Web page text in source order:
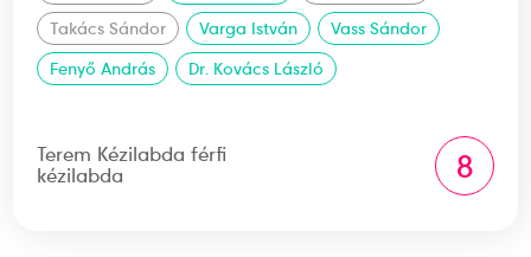
Takács Sándor
Varga István
Vass Sándor
Fenyő András
Dr. Kovács László
Terem Kézilabda férfi
kézilabda
8